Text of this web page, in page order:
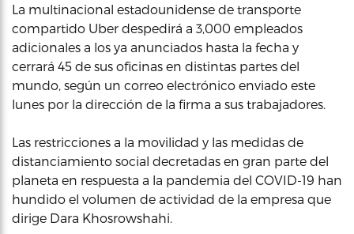
La multinacional estadounidense de transporte
compartido Uber despedirá a 3,000 empleados
adicionales a los ya anunciados hasta la fecha y
cerrará 45 de sus oficinas en distintas partes del
mundo, según un correo electrónico enviado este
lunes por la dirección de la firma a sus trabajadores.
Las restricciones a la movilidad y las medidas de
distanciamiento social decretadas en gran parte del
planeta en respuesta a la pandemia del COVID-19 han
hundido el volumen de actividad de la empresa que
dirige Dara Khosrowshahi.